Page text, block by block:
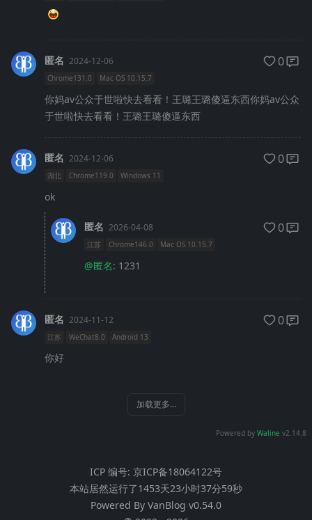
匿名 2024-12-06 0
Chrome131.0 Mac OS 10.15.7
你妈av公众于世啦快去看看！王璐王璐傻逼东西你妈av公众
于世啦快去看看！王璐王璐傻逼东西
匿名 2024-12-06 0
湖北 Chrome119.0 Windows 11
ok
匿名 2026-04-08 0
江苏 Chrome146.0 Mac OS 10.15.7
@匿名: 1231
匿名 2024-11-12 0
江苏 WeChat8.0 Android 13
你好
加载更多...
Powered by Waline v2.14.8
ICP 编号: 京ICP备18064122号
本站居然运行了1453天23小时37分59秒
Powered By VanBlog v0.54.0